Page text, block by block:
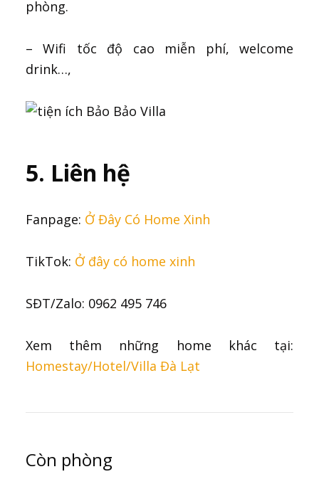
phòng.
– Wifi tốc độ cao miễn phí, welcome
drink…,
5. Liên hệ
Fanpage: Ở Đây Có Home Xinh
TikTok: Ở đây có home xinh
SĐT/Zalo: 0962 495 746
Xem thêm những home khác tại:
Homestay/Hotel/Villa Đà Lạt
Còn phòng